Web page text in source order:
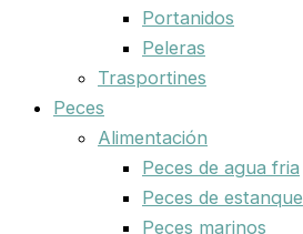
Portanidos
Peleras
Trasportines
Peces
Alimentación
Peces de agua fria
Peces de estanque
Peces marinos